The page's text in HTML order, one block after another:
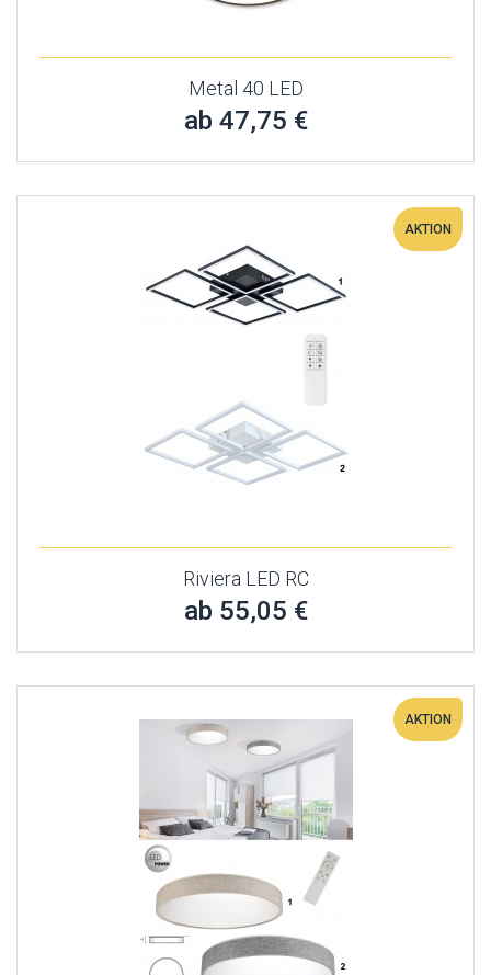
Metal 40 LED
ab 47,75 €
AKTION
Riviera LED RC
ab 55,05 €
AKTION